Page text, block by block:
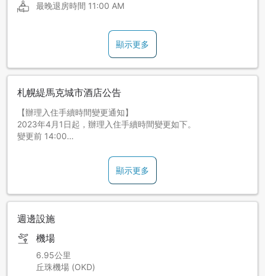
最晚退房時間 11:00 AM
顯示更多
札幌緹馬克城市酒店公告
【辦理入住手續時間變更通知】
2023年4月1日起，辦理入住手續時間變更如下。
變更前 14:00
顯示更多
週邊設施
機場
6.95公里
丘珠機場 (OKD)